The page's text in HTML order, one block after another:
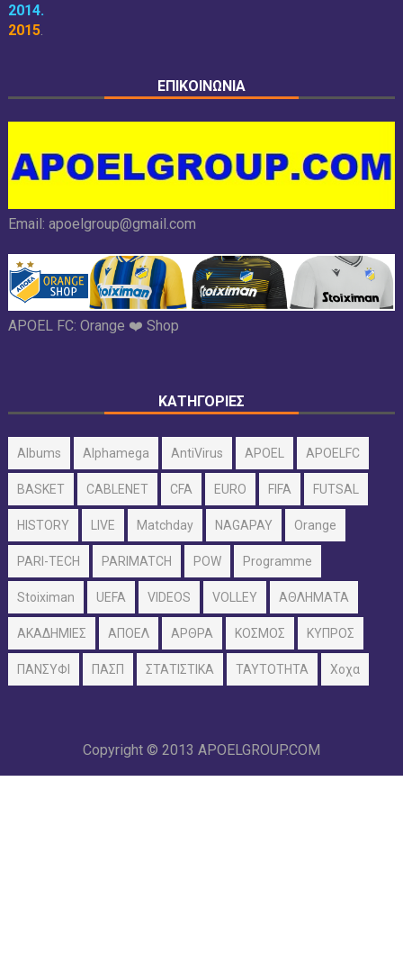
2014.
2015.
ΕΠΙΚΟΙΝΩΝΙΑ
Email: apoelgroup@gmail.com
APOEL FC: Orange ❤️ Shop
ΚΑΤΗΓΟΡΙΕΣ
Albums Alphamega AntiVirus APOEL APOELFC
BASKET CABLENET CFA EURO FIFA FUTSAL
HISTORY LIVE Matchday NAGAPAY Orange
PARI-TECH PARIMATCH POW Programme
Stoiximan UEFA VIDEOS VOLLEY ΑΘΛΗΜΑΤΑ
ΑΚΑΔΗΜΙΕΣ ΑΠΟΕΛ ΑΡΘΡΑ ΚΟΣΜΟΣ ΚΥΠΡΟΣ
ΠΑΝΣΥΦΙ ΠΑΣΠ ΣΤΑΤΙΣΤΙΚΑ ΤΑΥΤΟΤΗΤΑ Χοχα
Copyright © 2013 APOELGROUP.COM